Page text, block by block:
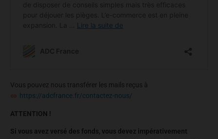
Vous pouvez nous transférer les mails reçus à
https://adcfrance.fr/contactez-nous/
ATTENTION !
Si vous avez versé des fonds, vous devez impérativement